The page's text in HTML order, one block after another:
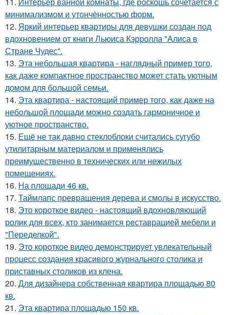
минимализмом и утончённостью форм.
12. Яркий интерьер квартиры для девушки создан под
вдохновением от книги Льюиса Кэрролла "Алиса в
Стране Чудес".
13. Эта небольшая квартира - наглядный пример того,
как даже компактное пространство может стать уютным
домом для большой семьи.
14. Эта квартира - настоящий пример того, как даже на
небольшой площади можно создать гармоничное и
уютное пространство.
15. Ещё не так давно стеклоблоки считались сугубо
утилитарным материалом и применялись
преимущественно в технических или нежилых
помещениях.
16. На площади 46 кв.
17. Таймлапс превращения дерева и смолы в искусство.
18. Это короткое видео - настоящий вдохновляющий
ролик для всех, кто занимается реставрацией мебели и
"Переделкой".
19. Это короткое видео демонстрирует увлекательный
процесс создания красивого журнального столика и
приставных столиков из клена.
20. Для дизайнера собственная квартира площадью 80
кв.
21. Эта квартира площадью 150 кв.